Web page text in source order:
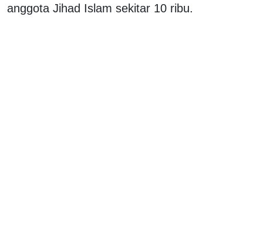
anggota Jihad Islam sekitar 10 ribu.